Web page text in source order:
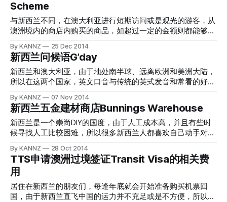
其国民经济中占有举足轻重
前新西兰通向外部网络世界、以及外部世界知晓新西兰网络的
唯一通道，它的英文名称是Southern Cross Cable，由
Southern Cross Cables Limited这家公司运营，而这家公司的
运营商。南十字星光缆有限公司的官方网站链接请点击这里。
南十字星光缆总长度超过30000公里，包括28900公里的海底
电光缆、以及配套的
区，有一个农场种植了很多澳洲坚果树，不仅向外销售相关产
品、还能够在果实成熟的季节享受采摘的乐趣。 image
source: google images 澳洲坚果简介 以下内容来自百度百科
桃、夏威夷果、昆士兰果，是一种原产于澳洲的树生坚果；在
新西兰，您可以简称它为Macnut。澳洲坚果属常绿乔木，双
子叶植物。树冠高大，叶3～4片轮生，披针形、革质，光滑，
边缘有刺状锯齿。总状花序腋生，花米黄色，果圆球形，果皮
湿润、风力小的地区；所以新西兰的北岛北部地区能够满足这
种树木的生长。 澳洲坚果原产于澳大利亚的东南部热带雨林
中，现世界热带地区有栽种，
Scheme
与新西兰不同，在澳大利亚进行短期访问或是观光的游客，从
澳洲境内的商店内购买的商品，如超过一定的金额则都能够在
Refund Scheme，它是澳大利亚政府专门为了鼓励海外游客能
够在澳洲境内进行消费所设置的规则。新西兰比较“小气”，没
有游客离境退税，您可以点击这里查看关于新西兰离境退税的
知识。 image source: google images 先简单为您描述退税的
行李中或者“肩挑手提”，当然，液体（例如红酒）、膏状物品
（蜂蜜）等还是需要先进行托运；将收据、发票和商品同时出
示给离境退税的工作人员检验，如果一一对应查验无误，则工
作人员将会在收据背后盖一个章，然后您就可以获得退税的资
额度等于收据总额除以11，例如，330澳币的商品可以获得
330 / 11 = 30澳币的退税。酒类的税稍有不同，为商品总价的
14.5%，比普通商品能够获得的退税稍微高一点点。 退还的税
金，您可以选择通过以下三种方法得到： *
By KANNZ 25 Dec 2014
新西兰问候语G’day
新西兰和澳大利亚，由于地处南半球、远离欧洲和美洲大陆，
所以在这两个国家，英文口音与传统的英式发音和常看的好莱
多非常特色的英语用法，例如，澳大利亚和新西兰两个国家的
居民，在路上偶遇向您问好的时候，就有可能用Hi~、Hello、
Morning或是G’day等等方式。 image source: google images
G’day可以算得上是澳新两国非常口语化的英语之一，在传统
像“Gidday”，但是新西兰人会把它念得非常的快，而且还会加
入一些其他的单词，例如： * G’day * G’day mate * G’day
mate, how’s going? 其中的G，实际上就是一种非正式、口语
化的Good的简音，所以，G’day等同于Good day；就是向您
问好、顺带祝福、拉近关系的意思；而且，由于Day这个词语
By KANNZ 07 Nov 2014
新西兰五金建材商店Bunnings Warehouse
新西兰是一个崇尚DIY的国度，由于人工成本高，并且有些时
候寻找人工比较困难，所以很多新西兰人都喜欢自己动手对房
的家用物件。工欲善其事、必先利其器，DIY需要的工具以及
材料，去什么地方买呢？本文为您介绍新西兰五金建材商店
Bunnings Warehouse。 image source: google images
Bunnings Warehouse销售的商品主要有：手工工具、电动工
具、家电照明、厨房卫浴、花园工具、景观植物、水电水管、
By KANNZ 28 Oct 2014
TTS申请澳洲过境签证Transit Visa的相关费
用
居住在新西兰的朋友们，每逢年底就会开始准备购买机票回
国，由于新西兰直飞中国的运力并不充足或是不方便，所以很